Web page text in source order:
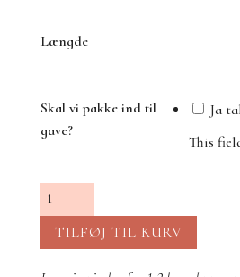
Længde
Skal vi pakke ind til
gave?
Ja
This
Symbolsk
smykke
TILFØJ TIL KURV